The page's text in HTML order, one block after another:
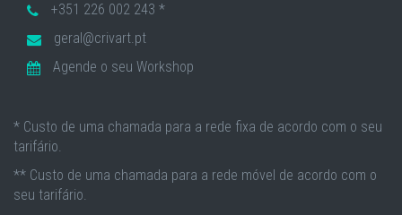
+351 226 002 243 *
geral@crivart.pt
Agende o seu Workshop
* Custo de uma chamada para a rede fixa de acordo com o seu
tarifário.
** Custo de uma chamada para a rede móvel de acordo com o
seu tarifário.